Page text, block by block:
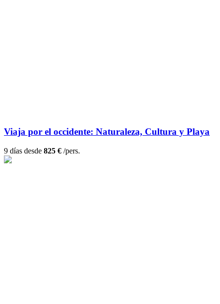
Viaja por el occidente: Naturaleza, Cultura y Playa
9 días desde 825 € /pers.